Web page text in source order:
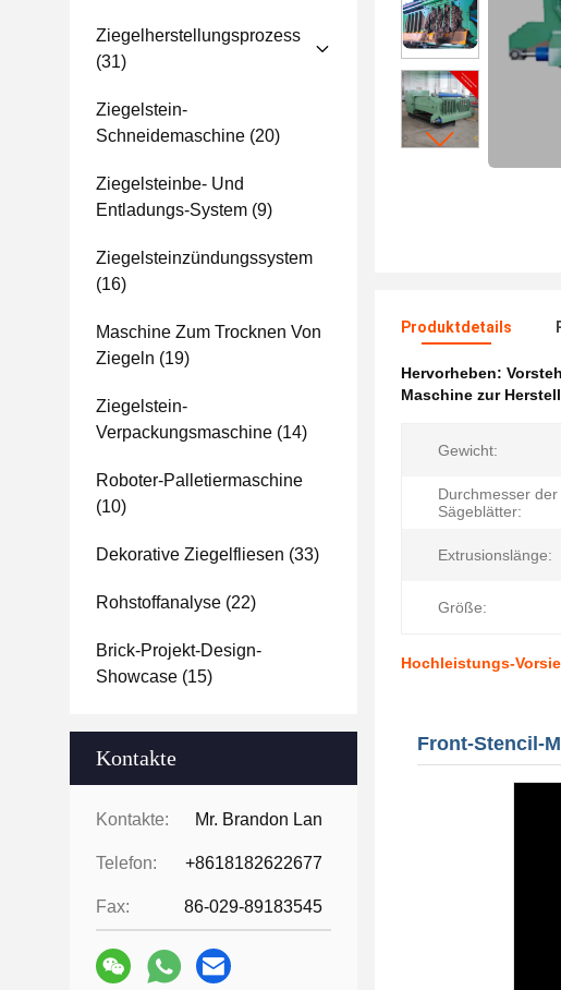
Ziegelherstellungsprozess
(31)
Ziegelstein-
Schneidemaschine (20)
Ziegelsteinbe- Und
Entladungs-System (9)
Ziegelsteinzündungssystem
(16)
Maschine Zum Trocknen Von
Ziegeln (19)
Ziegelstein-
Verpackungsmaschine (14)
Roboter-Palletiermaschine
(10)
Dekorative Ziegelfliesen (33)
Rohstoffanalyse (22)
Brick-Projekt-Design-
Showcase (15)
Kontakte
Kontakte: Mr. Brandon Lan
Telefon: +8618182622677
Fax: 86-029-89183545
Produktdetails
Hervorheben:
Maschine zur
Gewicht:
Durchmesser der
Sägeblätter:
Extrusionslänge:
Größe:
Hochleistungs-
Front-Stencil-